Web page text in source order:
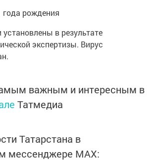
рождения
в результате
экспертизы. Вирус
важным и интересным в
Татмедиа
Татарстана в
мессенджере MАХ: